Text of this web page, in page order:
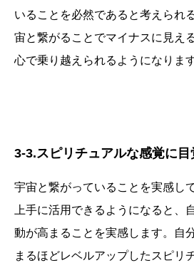
いることを必然であると考えられ
宙と繋がることでマイナスに見え
心で乗り越えられるようになります
3-3.スピリチュアルな感覚に目
宇宙と繋がっていることを実感し
上手に活用できるようになると、
動が高まることを実感します。自
まるほどレベルアップしたスピリ